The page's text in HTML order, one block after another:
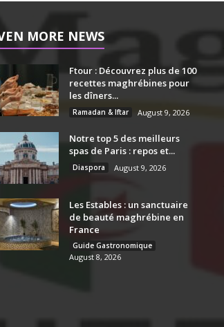
MORE NEWS
Ftour : Découvrez plus de 100
recettes maghrébines pour
les dîners...
Ramadan & Iftar August 9, 2026
Notre top 5 des meilleurs
spas de Paris : repos et...
Diaspora August 9, 2026
Les Estables : un sanctuaire
de beauté maghrébine en
France
Guide Gastronomique
August 8, 2026